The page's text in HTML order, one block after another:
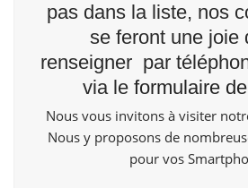
pas dans la liste, nos
se feront une joie
renseigner par
via le formulaire
Nous vous invitons à visiter
Nous y proposons de
pour vos